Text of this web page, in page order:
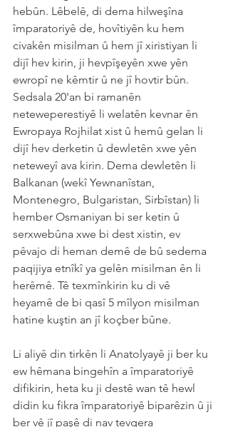
hebûn. Lêbelê, di dema hilweşîna
împaratoriyê de, hovîtiyên ku hem
civakên misilman û hem jî xiristiyan li
dijî hev kirin, ji hevpîşeyên xwe yên
ewropî ne kêmtir û ne jî hovtir bûn.
Sedsala 20'an bi ramanên
neteweperestiyê li welatên kevnar ên
Ewropaya Rojhilat xist û hemû gelan li
dijî hev derketin û dewletên xwe yên
neteweyî ava kirin. Dema dewletên li
Balkanan (wekî Yewnanîstan,
Montenegro, Bulgaristan, Sirbîstan) li
hember Osmaniyan bi ser ketin û
serxwebûna xwe bi dest xistin, ev
pêvajo di heman demê de bû sedema
paqijiya etnîkî ya gelên misilman ên li
herêmê. Tê texmînkirin ku di vê
heyamê de bi qasî 5 mîlyon misilman
hatine kuştin an jî koçber bûne.
Li aliyê din tirkên li Anatolyayê ji ber ku
ew hêmana bingehîn a împaratoriyê
difikirin, heta ku ji destê wan tê hewl
didin ku fikra împaratoriyê biparêzin û ji
ber vê jî paşê di nav tevgera